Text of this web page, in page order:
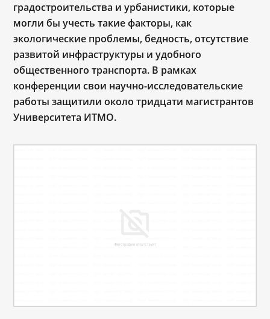
градостроительства и урбанистики, которые
могли бы учесть такие факторы, как
экологические проблемы, бедность, отсутствие
развитой инфраструктуры и удобного
общественного транспорта. В рамках
конференции свои научно-исследовательские
работы защитили около тридцати магистрантов
Университета ИТМО.